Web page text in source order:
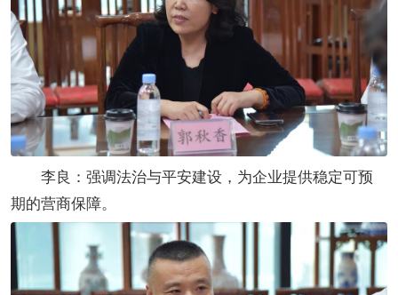
李良：强调法治与平安建设，为企业提供稳定可预
期的营商保障。